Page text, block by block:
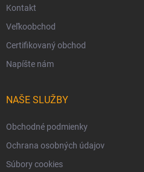
Kontakt
Veľkoobchod
Certifikovaný obchod
Napíšte nám
NAŠE SLUŽBY
Obchodné podmienky
Ochrana osobných údajov
Súbory cookies